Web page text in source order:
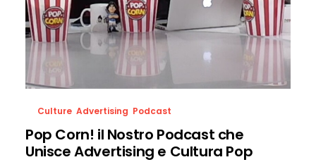
Culture Advertising Podcast
Pop Corn! il Nostro Podcast che
Unisce Advertising e Cultura Pop